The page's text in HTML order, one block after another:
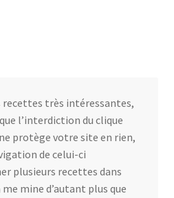
recettes très intéressantes,
l’interdiction du clique
protège votre site en rien,
de celui-ci
plusieurs recettes dans
mine d’autant plus que